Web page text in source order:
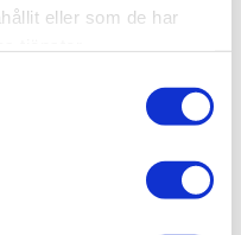
eller som de har
och köper tillbehör